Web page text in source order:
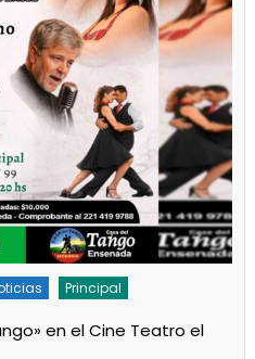
la salita de 1 año